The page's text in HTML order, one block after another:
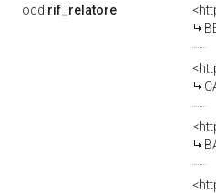
ocd:rif_relatore